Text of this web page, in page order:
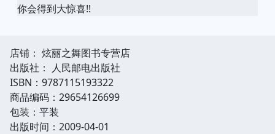
你会得到大惊喜!!
店铺： 炫丽之舞图书专营店
出版社： 人民邮电出版社
ISBN：9787115193322
商品编码：29654126699
包装：平装
出版时间：2009-04-01